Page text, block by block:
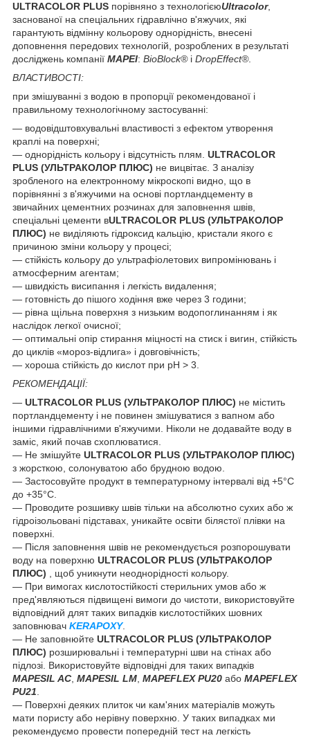
ULTRACOLOR PLUS порівняно з технологієюUltracolor,
заснованої на спеціальних гідравлічно в'яжучих, які
гарантують відмінну кольорову однорідність, внесені
доповнення передових технологій, розроблених в результаті
досліджень компанії MAPEI: BioBlock®і DropEffect®.
ВЛАСТИВОСТІ:
при змішуванні з водою в пропорції рекомендованої і
правильному технологічному застосуванні:
— водовідштовхувальні властивості з ефектом утворення
краплі на поверхні;
— однорідність кольору і відсутність плям. ULTRACOLOR
PLUS (УЛЬТРАКОЛОР ПЛЮС) не вицвітає. З аналізу
зробленого на електронному мікроскопі видно, що в
порівнянні з в'яжучими на основі портландцементу в
звичайних цементних розчинах для заповнення швів,
спеціальні цементи вULTRACOLOR PLUS (УЛЬТРАКОЛОР
ПЛЮС) не виділяють гідроксид кальцію, кристали якого є
причиною зміни кольору у процесі;
— стійкість кольору до ультрафіолетових випромінювань і
атмосферним агентам;
— швидкість висипання і легкість видалення;
— готовність до пішого ходіння вже через 3 години;
— рівна щільна поверхня з низьким водопоглинанням і як
наслідок легкої очисної;
— оптимальні опір стирання міцності на стиск і вигин, стійкість
до циклів «мороз-відлига» і довговічність;
— хороша стійкість до кислот при pH > 3.
РЕКОМЕНДАЦІЇ:
— ULTRACOLOR PLUS (УЛЬТРАКОЛОР ПЛЮС) не містить
портландцементу і не повинен змішуватися з вапном або
іншими гідравлічними в'яжучими. Ніколи не додавайте воду в
заміс, який почав схоплюватися.
— Не змішуйте ULTRACOLOR PLUS (УЛЬТРАКОЛОР ПЛЮС)
з жорсткою, солонуватою або брудною водою.
— Застосовуйте продукт в температурному інтервалі від +5°С
до +35°С.
— Проводите розшивку швів тільки на абсолютно сухих або ж
гідроізольовані підставах, уникайте освіти білястої плівки на
поверхні.
— Після заповнення швів не рекомендується розпорошувати
воду на поверхню ULTRACOLOR PLUS (УЛЬТРАКОЛОР
ПЛЮС) , щоб уникнути неоднорідності кольору.
— При вимогах кислотостійкості стерильних умов або ж
пред'являються підвищені вимоги до чистоти, використовуйте
відповідний длят таких випадків кислотостійких шовних
заповнювач KERAPOXY.
— Не заповнюйте ULTRACOLOR PLUS (УЛЬТРАКОЛОР
ПЛЮС) розширювальні і температурні шви на стінах або
підлозі. Використовуйте відповідні для таких випадків
MAPESIL AC MAPESIL LM MAPEFLEX PU20 або MAPEFLEX
PU21
— Поверхні деяких плиток чи кам'яних матеріалів можуть
мати пористу або нерівну поверхню. У таких випадках ми
рекомендуємо провести попередній тест на легкість